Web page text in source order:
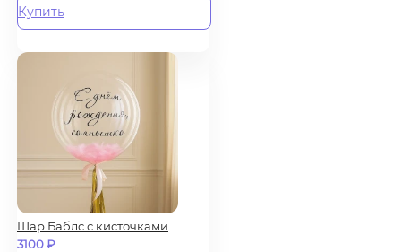
Купить
Шар Баблс с кисточками
3100₽